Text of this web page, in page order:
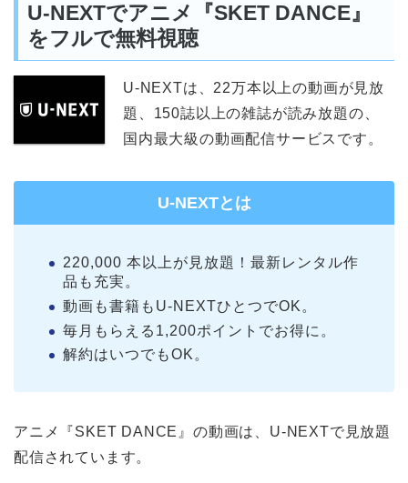
U-NEXTでアニメ『SKET DANCE』
をフルで無料視聴
U-NEXTは、22万本以上の動画が見放
題、150誌以上の雑誌が読み放題の、
国内最大級の動画配信サービスです。
U-NEXTとは
220,000 本以上が見放題！最新レンタル作
品も充実。
動画も書籍もU-NEXTひとつでOK。
毎月もらえる1,200ポイントでお得に。
解約はいつでもOK。
アニメ『SKET DANCE』の動画は、U-NEXTで見放題
配信されています。